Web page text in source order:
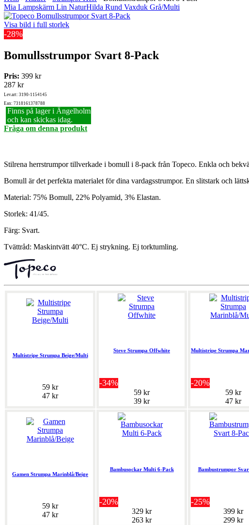
Mia Lampskärm Lin NaturHilda Rund Vaxduk Grå/Multi
Visa bild i full storlek
-28%
Bomullsstrumpor Svart 8-Pack
Pris: 399 kr
287 kr
Lev.art: 3190-1154145
Ean: 7318161378788
Finns på lager i Ängelholm
och kan skickas idag.
Fråga om denna produkt
Stilrena herrstrumpor tillverkade i bomull i 8-pack från Topeco. Enkla och
Bomull är det perfekta materialet för dina vardagsstrumpor. En slitstark och
Material: 75% Bomull, 22% Polyamid, 3% Elastan.
Storlek: 41/45.
Färg: Svart.
Tvättråd: Maskintvätt 40°C. Ej strykning. Ej torktumling.
Multistripe Strumpa Beige/Multi
59 kr
47 kr
Steve Strumpa Offwhite
-34%
59 kr
39 kr
Multistripe Strumpa
-20%
59 kr
47 kr
Gamen Strumpa Marinblå/Beige
59 kr
47 kr
Bambusockar Multi 6-Pack
-20%
329 kr
263 kr
Bambustrumpor
-25%
399 kr
299 kr